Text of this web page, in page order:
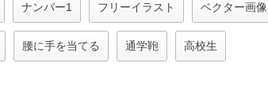
ナンバー1 フリーイラスト ベクター画像
腰に手を当てる 通学鞄 高校生